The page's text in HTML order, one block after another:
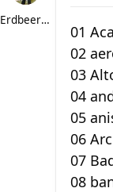
Erdbeerkeks
01
02
03
04
05
06
07
08